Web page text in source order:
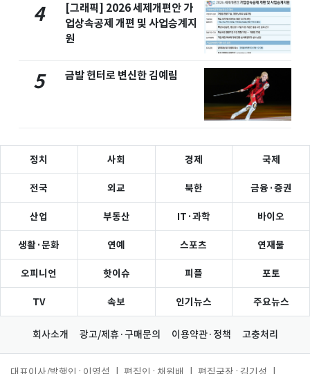
4
[그래픽] 2026 세제개편안 가
업상속공제 개편 및 사업승계지
원
5 금발 헌터로 변신한 김예림
정치 사회 경제 국제
전국 외교 북한 금융·증권
산업 부동산 IT·과학 바이오
생활·문화 연예 스포츠 연재물
오피니언 핫이슈 피플 포토
TV 속보 인기뉴스 주요뉴스
회사소개 광고/제휴·구매문의 이용약관·정책 고충처리